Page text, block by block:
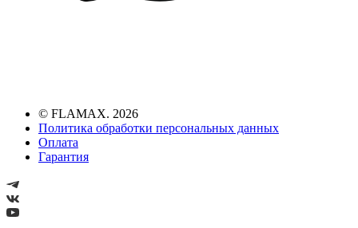
© FLAMAX. 2026
Политика обработки персональных данных
Оплата
Гарантия